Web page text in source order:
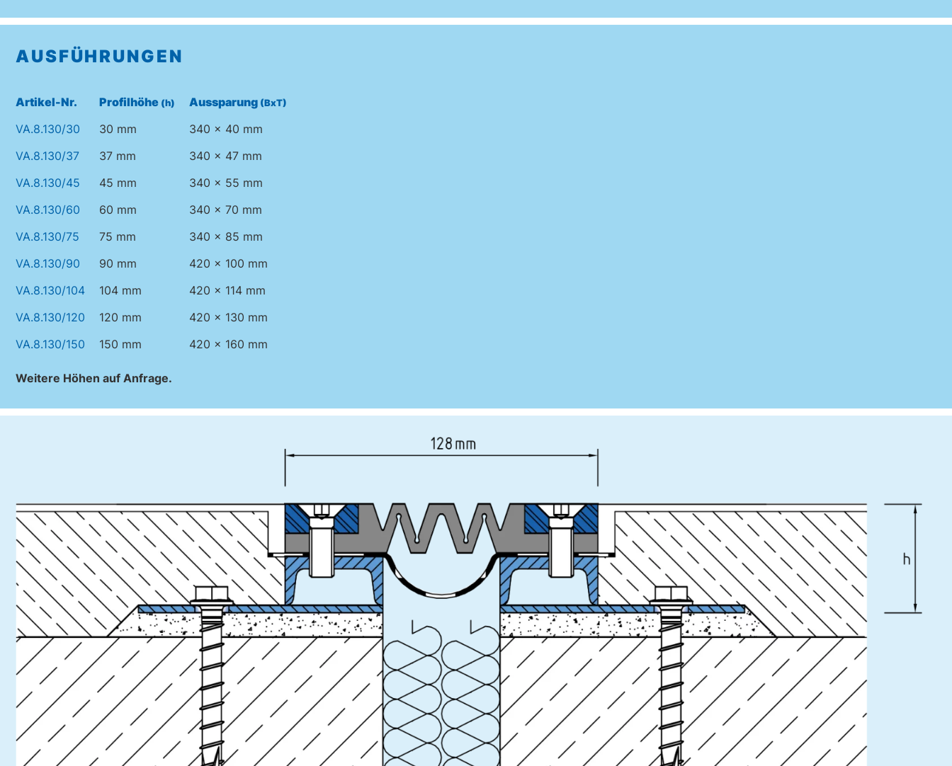
AUSFÜHRUNGEN
Artikel-Nr. Profilhöhe (h) Aussparung (BxT)
VA.8.130/30 30 mm
340 x 40 mm
VA.8.130/37
37 mm
340 x 47 mm
VA.8.130/45
45 mm
340 x 55 mm
VA.8.130/60
60 mm
340 x 70 mm
VA.8.130/75
75 mm
340 x 85 mm
VA.8.130/90
90 mm
420 x 100 mm
VA.8.130/104
104 mm
420 x 114 mm
VA.8.130/120
120 mm
420 x 130 mm
VA.8.130/150
150 mm 420 x 160 mm
Weitere Höhen auf Anfrage.